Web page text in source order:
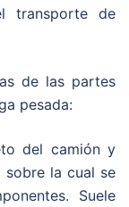
transporte de
de las partes
pesada:
del camión y
sobre la cual se
Suele